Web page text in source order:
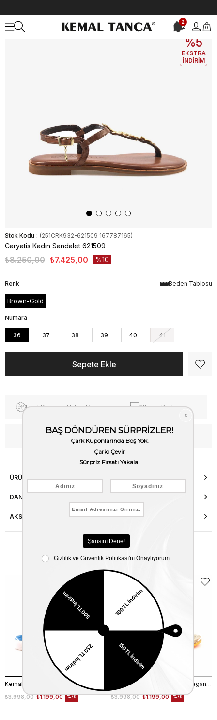
2
2 0
EKLE5
%5
EKSTRA
İNDİRİM
Stok Kodu (251CRK932-621509_167787165)
Caryatis Kadın Sandalet 621509
₺8.250,00 ₺7.425,00 10
Beden Tablosu
Renk
Brown-Gold
Numara
36 37 38 39 40 41
Fiyat Düşünce Haber Ver Kargo Bedava
WhatsApp’tan Bilgi Al
ÜRÜN ÖZELLIKLERI
DANIŞMA HATTI
AKSESUAR ONARIMI
Benzer Ürünler
₺1.199,00
₺3.998,00 %70
Rouge Kadın Termo Taban Vegan Cırt Bantlı Bej Sandalet 1001
₺1.199,00
₺3.998,00 %70